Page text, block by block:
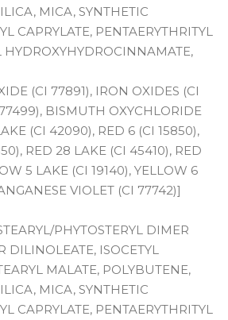
MICA, SYNTHETIC
CAPRYLATE, PENTAERYTHRITYL
(CI 77891), IRON OXIDES (CI
BISMUTH OXYCHLORIDE
(CI 42090), RED 6 (CI 15850),
RED 28 LAKE (CI 45410), RED
5 LAKE (CI 19140), YELLOW 6
VIOLET (CI 77742)]
PHYTOSTERYL DIMER
DILINOLEATE, ISOCETYL
MALATE, POLYBUTENE,
MICA, SYNTHETIC
CAPRYLATE, PENTAERYTHRITYL